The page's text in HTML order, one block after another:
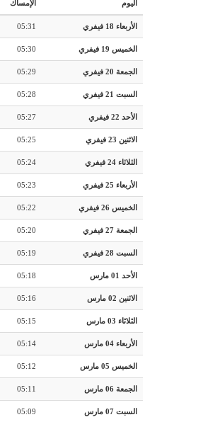
اليوم الإمساك
الأربعاء 18 فيفري 05:31
الخميس 19 فيفري 05:30
الجمعة 20 فيفري 05:29
السبت 21 فيفري 05:28
الأحد 22 فيفري 05:27
الاثنين 23 فيفري 05:25
الثلاثاء 24 فيفري 05:24
الأربعاء 25 فيفري 05:23
الخميس 26 فيفري 05:22
الجمعة 27 فيفري 05:20
السبت 28 فيفري 05:19
الأحد 01 مارس 05:18
الاثنين 02 مارس 05:16
الثلاثاء 03 مارس 05:15
الأربعاء 04 مارس 05:14
الخميس 05 مارس 05:12
الجمعة 06 مارس 05:11
السبت 07 مارس 05:09